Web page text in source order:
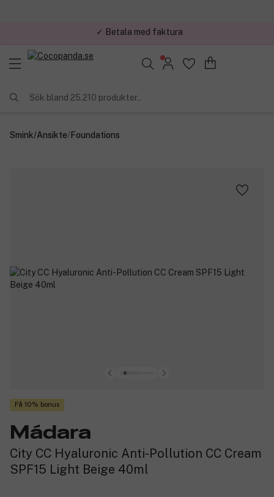
✓ Trygg E-handel
Sök bland 25.210 produkter..
Smink/Ansikte/Foundations
Få 10% bonus
Mádara
City CC Hyaluronic Anti-Pollution CC Cream
SPF15 Light Beige 40ml